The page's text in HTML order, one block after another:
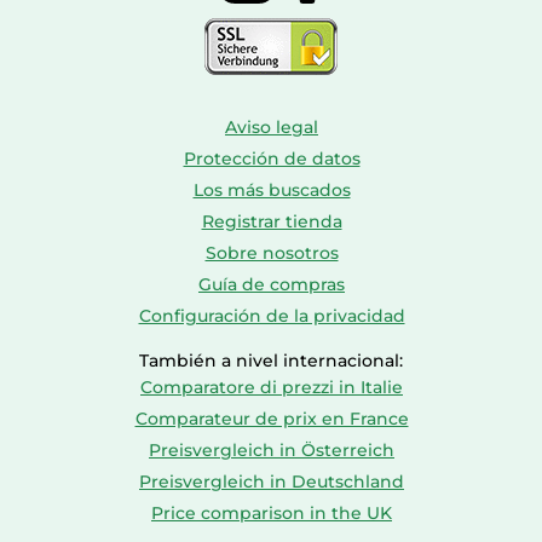
Aviso legal
Protección de datos
Los más buscados
Registrar tienda
Sobre nosotros
Guía de compras
Configuración de la privacidad
También a nivel internacional:
Comparatore di prezzi in Italie
Comparateur de prix en France
Preisvergleich in Österreich
Preisvergleich in Deutschland
Price comparison in the UK